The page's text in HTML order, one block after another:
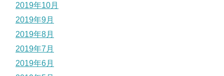
2019年10月
2019年9月
2019年8月
2019年7月
2019年6月